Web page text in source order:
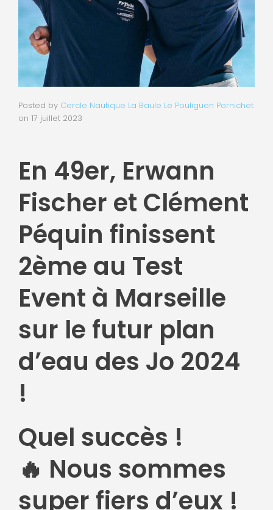
Posted by Cercle Nautique La Baule Le Pouliguen Pornichet
on 17 juillet 2023
En 49er, Erwann
Fischer et Clément
Péquin finissent
2ème au Test
Event à Marseille
sur le futur plan
d’eau des Jo 2024
!
Quel succès !
🔥 Nous sommes
super fiers d’eux !